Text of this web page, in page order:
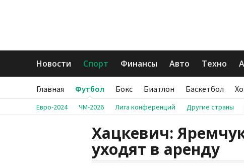
Новости Спорт Финансы Авто Техно
Главная Футбол Бокс Биатлон Баскетбол
Евро-2024 ЧМ-2026 Лига конференций Другие страны
Хацкевич:
уходят в аренду